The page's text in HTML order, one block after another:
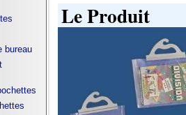
bureau
Le Produit